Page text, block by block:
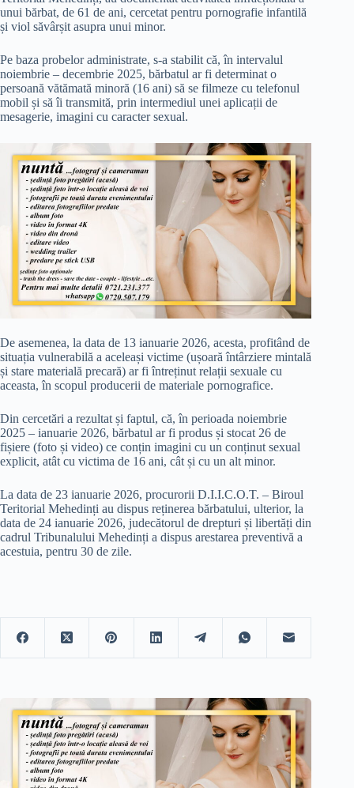
unui bărbat, de 61 de ani, cercetat pentru pornografie infantilă
și viol săvârșit asupra unui minor.
Pe baza probelor administrate, s-a stabilit că, în intervalul
noiembrie – decembrie 2025, bărbatul ar fi determinat o
persoană vătămată minoră (16 ani) să se filmeze cu telefonul
mobil și să îi transmită, prin intermediul unei aplicații de
mesagerie, imagini cu caracter sexual.
De asemenea, la data de 13 ianuarie 2026, acesta, profitând de
situația vulnerabilă a aceleași victime (ușoară întârziere mintală
și stare materială precară) ar fi întreținut relații sexuale cu
aceasta, în scopul producerii de materiale pornografice.
Din cercetări a rezultat și faptul, că, în perioada noiembrie
2025 – ianuarie 2026, bărbatul ar fi produs și stocat 26 de
fișiere (foto și video) ce conțin imagini cu un conținut sexual
explicit, atât cu victima de 16 ani, cât și cu un alt minor.
La data de 23 ianuarie 2026, procurorii D.I.I.C.O.T. – Biroul
Teritorial Mehedinți au dispus reținerea bărbatului, ulterior, la
data de 24 ianuarie 2026, judecătorul de drepturi și libertăți din
cadrul Tribunalului Mehedinți a dispus arestarea preventivă a
acestuia, pentru 30 de zile.